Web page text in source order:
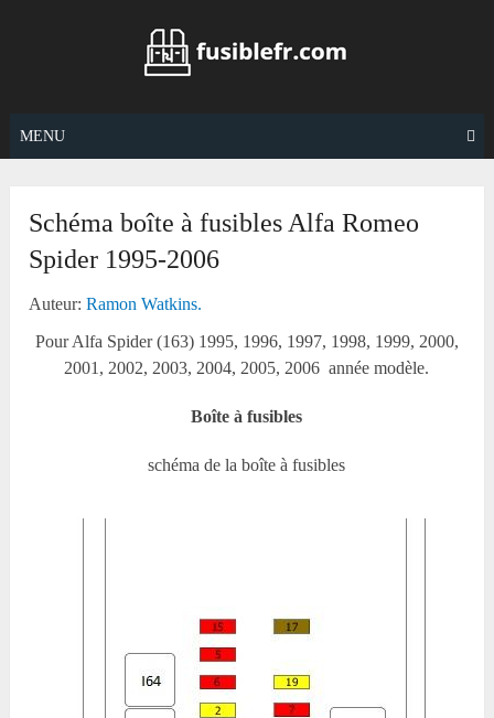
MENU
Schéma boîte à fusibles Alfa Romeo
Spider 1995-2006
Auteur:Ramon Watkins.
Pour Alfa Spider (163) 1995, 1996, 1997, 1998, 1999, 2000,
2001, 2002, 2003, 2004, 2005, 2006 année modèle.
Boîte à fusibles
schéma de la boîte à fusibles